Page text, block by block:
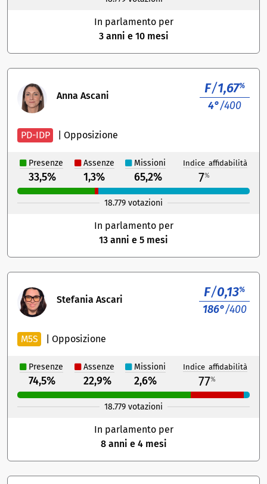
In parlamento per
3 anni e 10 mesi
Anna Ascani F/1,67%
4°/400
PD-IDP |Opposizione
Presenze Assenze Missioni Indice affidabilità
33,5% 1,3% 65,2% 7%
18.779 votazioni
In parlamento per
13 anni e 5 mesi
Stefania Ascari F/0,13%
186°/400
M5S |Opposizione
Presenze Assenze Missioni Indice affidabilità
74,5% 22,9% 2,6% 77%
18.779 votazioni
In parlamento per
8 anni e 4 mesi